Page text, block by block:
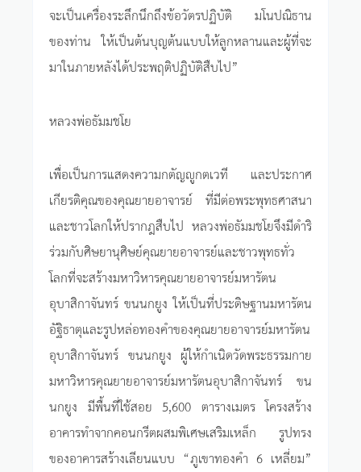
จะเป็นเครื่องระลึกนึกถึงข้อวัตรปฏิบัติ มโนปณิธาน
ของท่าน ให้เป็นต้นบุญต้นแบบให้ลูกหลานและผู้ที่จะ
มาในภายหลังได้ประพฤติปฏิบัติสืบไป”
หลวงพ่อธัมมชโย
เพื่อเป็นการแสดงความกตัญญูกตเวที และประกาศ
เกียรติคุณของคุณยายอาจารย์ ที่มีต่อพระพุทธศาสนา
และชาวโลกให้ปรากฎสืบไป หลวงพ่อธัมมชโยจึงมีดำริ
ร่วมกับศิษยานุศิษย์คุณยายอาจารย์และชาวพุทธทั่ว
โลกที่จะสร้างมหาวิหารคุณยายอาจารย์มหารัตน
อุบาสิกาจันทร์ ขนนกยูง ให้เป็นที่ประดิษฐานมหารัตน
อัฐิธาตุและรูปหล่อทองคำของคุณยายอาจารย์มหารัตน
อุบาสิกาจันทร์ ขนนกยูง ผู้ให้กำเนิดวัดพระธรรมกาย
มหาวิหารคุณยายอาจารย์มหารัตนอุบาสิกาจันทร์ ขน
นกยูง มีพื้นที่ใช้สอย 5,600 ตารางเมตร โครงสร้าง
อาคารทำจากคอนกรีตผสมพิเศษเสริมเหล็ก รูปทรง
ของอาคารสร้างเลียนแบบ “ภูเขาทองคำ 6 เหลี่ยม”